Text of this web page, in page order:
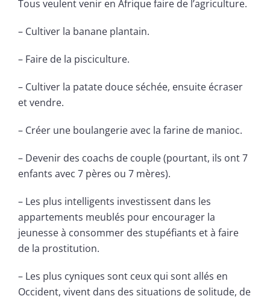
Tous veulent venir en Afrique faire de l’agriculture.
– Cultiver la banane plantain.
– Faire de la pisciculture.
– Cultiver la patate douce séchée, ensuite écraser
et vendre.
– Créer une boulangerie avec la farine de manioc.
– Devenir des coachs de couple (pourtant, ils ont 7
enfants avec 7 pères ou 7 mères).
– Les plus intelligents investissent dans les
appartements meublés pour encourager la
jeunesse à consommer des stupéfiants et à faire
de la prostitution.
– Les plus cyniques sont ceux qui sont allés en
Occident, vivent dans des situations de solitude, de